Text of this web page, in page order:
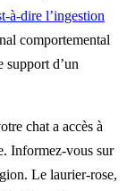
à-dire l’ingestion
comportemental
support d’un
chat a accès à
Informez-vous sur
Le laurier-rose,